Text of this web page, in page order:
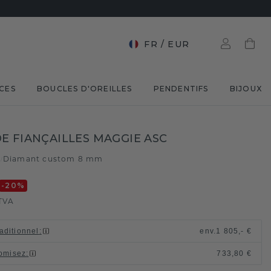
FR / EUR
BOUCLES D'OREILLES PENDENTIFS BIJOUX
FIANÇAILLES MAGGIE ASC
Diamant custom 8 mm
-20 %
: env. 1 805,- €
: 733,80 €